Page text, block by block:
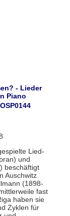
- Lieder
Piano
Lied-
und
beschäftigt
Auschwitz
(1898-
fast
haben sie
Zyklen für